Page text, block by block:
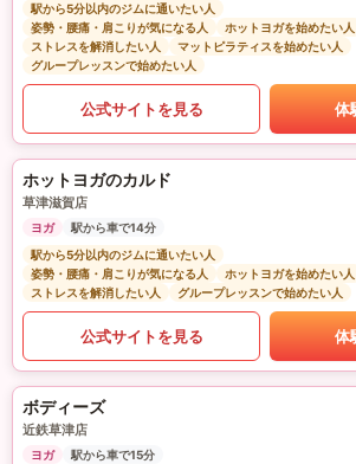
駅から5分以内のジムに通いたい人
姿勢・腰痛・肩こりが気になる人
ホットヨガを始めたい人
ストレスを解消したい人
マットピラティスを始めたい人
グループレッスンで始めたい人
公式サイトを見る 体
ホットヨガのカルド
草津滋賀店
ヨガ
駅から車で14分
駅から5分以内のジムに通いたい人
姿勢・腰痛・肩こりが気になる人
ホットヨガを始めたい人
ストレスを解消したい人
グループレッスンで始めたい人
公式サイトを見る 体
ボディーズ
近鉄草津店
ヨガ
駅から車で15分